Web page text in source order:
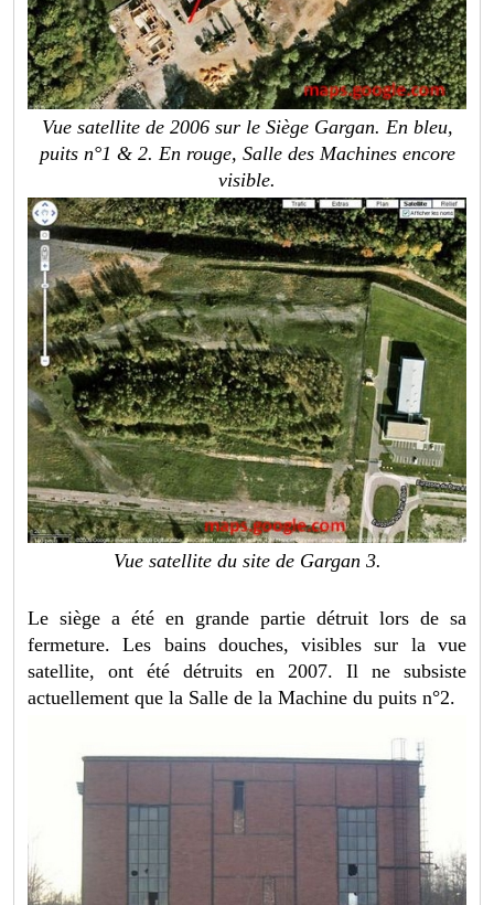
Vue satellite de 2006 sur le Siège Gargan. En bleu,
puits n°1 & 2. En rouge, Salle des Machines encore
visible.
Vue satellite du site de Gargan 3.
Le siège a été en grande partie détruit lors de sa
fermeture. Les bains douches, visibles sur la vue
satellite, ont été détruits en 2007. Il ne subsiste
actuellement que la Salle de la Machine du puits n°2.